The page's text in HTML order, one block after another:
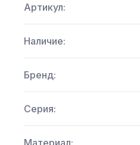
Артикул:
Наличие:
Бренд:
Серия:
Материал: